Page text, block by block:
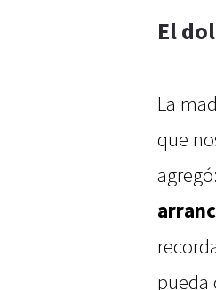
El
La
que
agregó:
pueda